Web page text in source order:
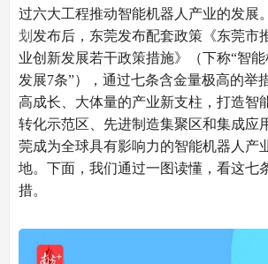
过六大工程推动智能机器人产业的发展
划 发布后，东莞发布配套政策《东莞市
业创新发展若干政策措施》（下称“智
发展7条”），通过七条含金量极高的举
高成长、大体量的产业新支柱，打造智
转化示范区、先进制造集聚区和集成应
莞成为全球具有影响力的智能机器人产
地。下面，我们通过一图读懂，看这七
措。